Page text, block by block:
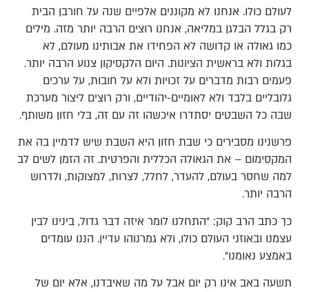
לעולם כולו. אנחנו לא מקוננים אלפיים שנה על חורבן הבית
רק בגלל הבלגן במליאה, אנחנו רוצים הרבה יותר מזה. מילים
כמו גאולה או קדושה לא הפחידו את אבותינו מעולם, לא
בגלות ולא בראשית הציונות. היום הלקסיקון צנוע הרבה יותר.
פעמים רבות מדברים על זכויות ולא על חובות, על ערכים
גלובליים בלבד ולא לאומיים-יהודיים, ורק רוצים ליצור מערכת
שבה כל השבטים יסתדרו איכשהו זה עם זה, בלי חזון משותף.
פרשנינו מסבירים כי שבת חזון היא השבת שיש לדמיין בה את
המקסימום – את הגאולה הכללית והפרטית. זה הזמן לשים לב
למה שחסר בעולם, להעדר, לחלל, לצרות, למצוקות, ולדרוש
הרבה יותר.
כך כתב הרב קוק: "התחלנו לומר איזה דבר גדול, בינינו לבין
עצמנו ובאוזני העולם כולו, ולא גמרנוהו עדיין. הננו עומדים
באמצע נאומנו".
תשעה באב אינו רק יום אבל על מה שאיבדנו, אלא יום של